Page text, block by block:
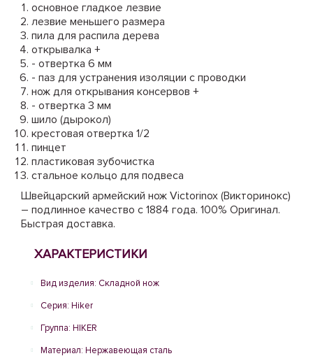
основное гладкое лезвие
лезвие меньшего размера
пила для распила дерева
открывалка +
- отвертка 6 мм
- паз для устранения изоляции с проводки
нож для открывания консервов +
- отвертка 3 мм
шило (дырокол)
крестовая отвертка 1/2
пинцет
пластиковая зубочистка
стальное кольцо для подвеса
Швейцарский армейский нож Victorinox (Викторинокс)
– подлинное качество с 1884 года. 100% Оригинал.
Быстрая доставка.
ХАРАКТЕРИСТИКИ
Вид изделия: Складной нож
Серия: Hiker
Группа: HIKER
Материал: Нержавеющая сталь